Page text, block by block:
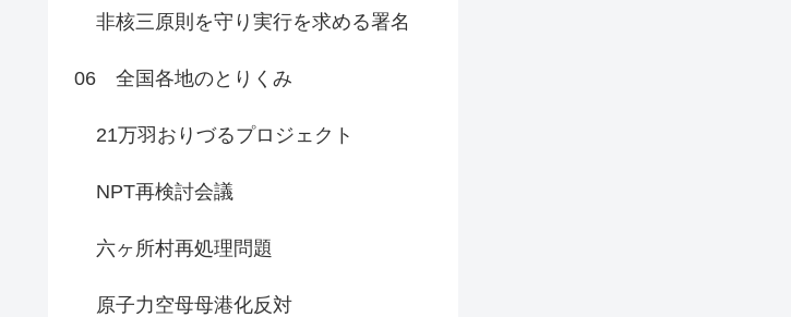
非核三原則を守り実行を求める署名
06 全国各地のとりくみ
21万羽おりづるプロジェクト
NPT再検討会議
六ヶ所村再処理問題
原子力空母母港化反対